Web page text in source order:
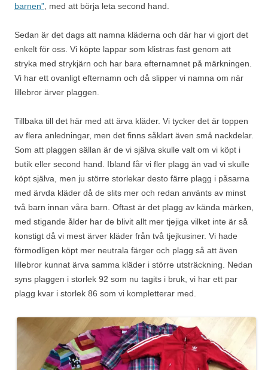
barnen” , med att börja leta second hand.
Sedan är det dags att namna kläderna och där har vi gjort det
enkelt för oss. Vi köpte lappar som klistras fast genom att
stryka med strykjärn och har bara efternamnet på märkningen.
Vi har ett ovanligt efternamn och då slipper vi namna om när
lillebror ärver plaggen.
Tillbaka till det här med att ärva kläder. Vi tycker det är toppen
av flera anledningar, men det finns såklart även små nackdelar.
Som att plaggen sällan är de vi själva skulle valt om vi köpt i
butik eller second hand. Ibland får vi fler plagg än vad vi skulle
köpt själva, men ju större storlekar desto färre plagg i påsarna
med ärvda kläder då de slits mer och redan använts av minst
två barn innan våra barn. Oftast är det plagg av kända märken,
med stigande ålder har de blivit allt mer tjejiga vilket inte är så
konstigt då vi mest ärver kläder från två tjejkusiner. Vi hade
förmodligen köpt mer neutrala färger och plagg så att även
lillebror kunnat ärva samma kläder i större utsträckning. Nedan
syns plaggen i storlek 92 som nu tagits i bruk, vi har ett par
plagg kvar i storlek 86 som vi kompletterar med.